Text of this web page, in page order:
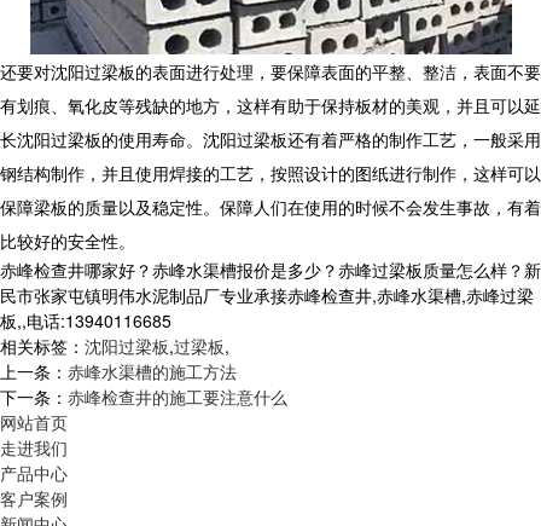
还要对沈阳过梁板的表面进行处理，要保障表面的平整、整洁，表面不要
有划痕、氧化皮等残缺的地方，这样有助于保持板材的美观，并且可以延
长沈阳过梁板的使用寿命。沈阳过梁板还有着严格的制作工艺，一般采用
钢结构制作，并且使用焊接的工艺，按照设计的图纸进行制作，这样可以
保障梁板的质量以及稳定性。保障人们在使用的时候不会发生事故，有着
比较好的安全性。
赤峰检查井哪家好？赤峰水渠槽报价是多少？赤峰过梁板质量怎么样？新
民市张家屯镇明伟水泥制品厂专业承接赤峰检查井,赤峰水渠槽,赤峰过梁
板,,电话:13940116685
相关标签： 沈阳过梁板,过梁板,
上一条： 赤峰水渠槽的施工方法
下一条： 赤峰检查井的施工要注意什么
网站首页
走进我们
产品中心
客户案例